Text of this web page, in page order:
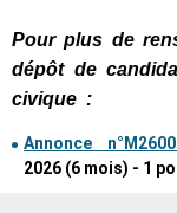
Pour plus de
dépôt de
civique :
Annonce
2026 (6 mois) - 1